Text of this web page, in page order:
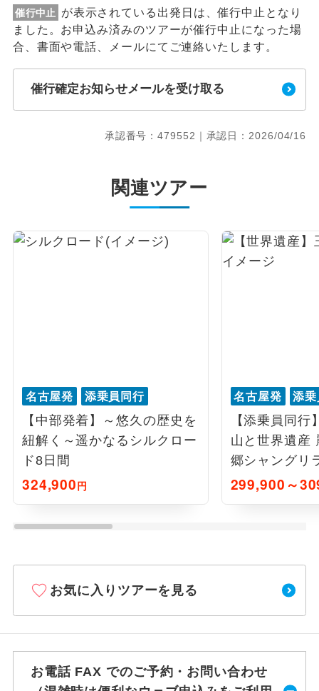
催行中止
が表示されている出発日は、催行中止となり
ました。お申込み済みのツアーが催行中止になった場
合、書面や電話、メールにてご連絡いたします。
催行確定お知らせメールを受け取る
承認番号：479552｜承認日：2026/04/16
関連ツアー
名古屋発 添乗員同行
【中部発着】～悠久の歴史を
紐解く～遥かなるシルクロー
ド8日間
324,900円
名古屋発 添
【添乗員同行
山と世界遺産
郷シャングリ
299,900～
お気に入りツアーを見る
お電話 FAX でのご予約・お問い合わせ